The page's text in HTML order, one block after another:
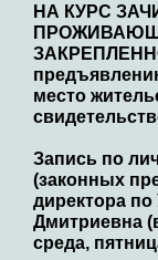
НА КУРС
место
Запись по
(законных
директора
Дмитриевна
среда,